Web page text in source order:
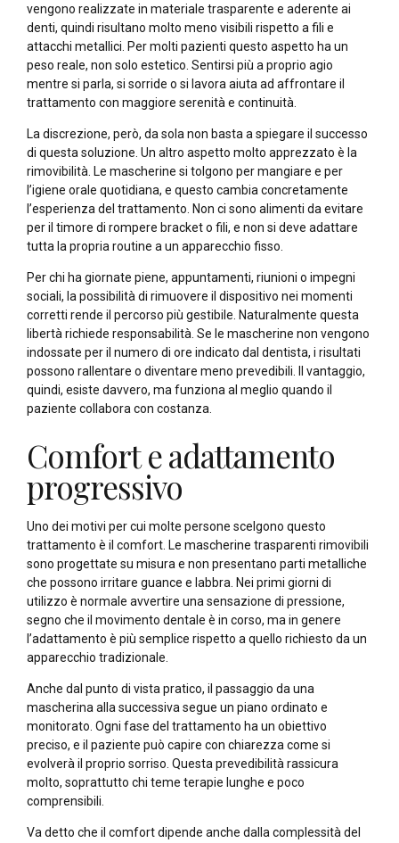
vengono realizzate in materiale trasparente e aderente ai
denti, quindi risultano molto meno visibili rispetto a fili e
attacchi metallici. Per molti pazienti questo aspetto ha un
peso reale, non solo estetico. Sentirsi più a proprio agio
mentre si parla, si sorride o si lavora aiuta ad affrontare il
trattamento con maggiore serenità e continuità.
La discrezione, però, da sola non basta a spiegare il successo
di questa soluzione. Un altro aspetto molto apprezzato è la
rimovibilità. Le mascherine si tolgono per mangiare e per
l’igiene orale quotidiana, e questo cambia concretamente
l’esperienza del trattamento. Non ci sono alimenti da evitare
per il timore di rompere bracket o fili, e non si deve adattare
tutta la propria routine a un apparecchio fisso.
Per chi ha giornate piene, appuntamenti, riunioni o impegni
sociali, la possibilità di rimuovere il dispositivo nei momenti
corretti rende il percorso più gestibile. Naturalmente questa
libertà richiede responsabilità. Se le mascherine non vengono
indossate per il numero di ore indicato dal dentista, i risultati
possono rallentare o diventare meno prevedibili. Il vantaggio,
quindi, esiste davvero, ma funziona al meglio quando il
paziente collabora con costanza.
Comfort e adattamento
progressivo
Uno dei motivi per cui molte persone scelgono questo
trattamento è il comfort. Le mascherine trasparenti rimovibili
sono progettate su misura e non presentano parti metalliche
che possono irritare guance e labbra. Nei primi giorni di
utilizzo è normale avvertire una sensazione di pressione,
segno che il movimento dentale è in corso, ma in genere
l’adattamento è più semplice rispetto a quello richiesto da un
apparecchio tradizionale.
Anche dal punto di vista pratico, il passaggio da una
mascherina alla successiva segue un piano ordinato e
monitorato. Ogni fase del trattamento ha un obiettivo
preciso, e il paziente può capire con chiarezza come si
evolverà il proprio sorriso. Questa prevedibilità rassicura
molto, soprattutto chi teme terapie lunghe e poco
comprensibili.
Va detto che il comfort dipende anche dalla complessità del